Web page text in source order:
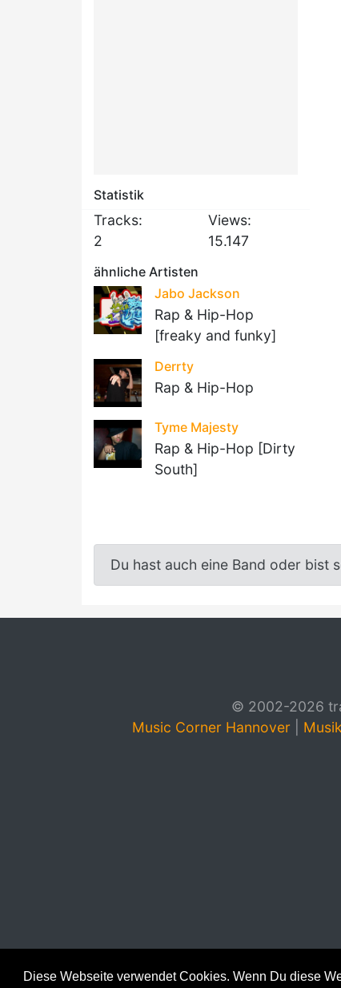
Diese Webseite verwendet Cookies. Wenn Du diese
Statistik
Tracks:
2
Views:
15.147
ähnliche Artisten
Jabo Jackson
Rap & Hip-Hop
[freaky and funky]
Derrty
Rap & Hip-Hop
Tyme Majesty
Rap & Hip-Hop [Dirty
South]
Du hast auch eine Band oder bist
© 2002-2026
Music Corner Hannover